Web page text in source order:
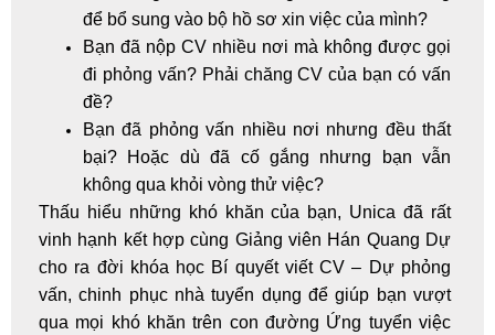
để bổ sung vào bộ hồ sơ xin việc của mình?
Bạn đã nộp CV nhiều nơi mà không được gọi
đi phỏng vấn? Phải chăng CV của bạn có vấn
đề?
Bạn đã phỏng vấn nhiều nơi nhưng đều thất
bại? Hoặc dù đã cố gắng nhưng bạn vẫn
không qua khỏi vòng thử việc?
Thấu hiểu những khó khăn của bạn, Unica đã rất
vinh hạnh kết hợp cùng Giảng viên Hán Quang Dự
cho ra đời khóa học Bí quyết viết CV – Dự phỏng
vấn, chinh phục nhà tuyển dụng để giúp bạn vượt
qua mọi khó khăn trên con đường Ứng tuyển việc